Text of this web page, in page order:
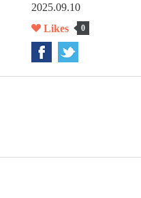
2025.09.10
Likes 0